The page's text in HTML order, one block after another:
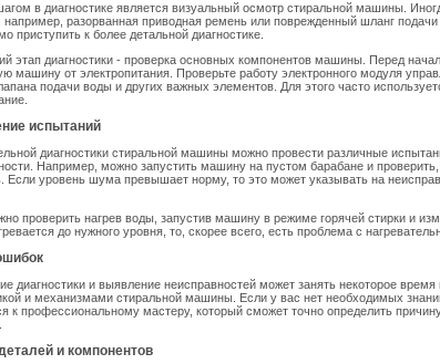
в диагностике является визуальный осмотр стиральной машины.
например, разорванная приводная ремень или поврежденный шланг
приступить к более детальной диагностике.
этап диагностики - проверка основных компонентов машины. Перед
машину от электропитания. Проверьте работу электронного модуля
подачи воды и других важных элементов. Для этого часто
испытаний
диагностики стиральной машины можно провести различные
Например, можно запустить машину на пустом барабане и проверить,
Если уровень шума превышает норму, то это может указывать на
проверить нагрев воды, запустив машину в режиме горячей стирки и
до нужного уровня, то, скорее всего, есть проблема с
диагностики и выявление неисправностей может занять некоторое
и механизмами стиральной машины. Если у вас нет необходимых
к профессиональному мастеру, который сможет точно определить
и компонентов